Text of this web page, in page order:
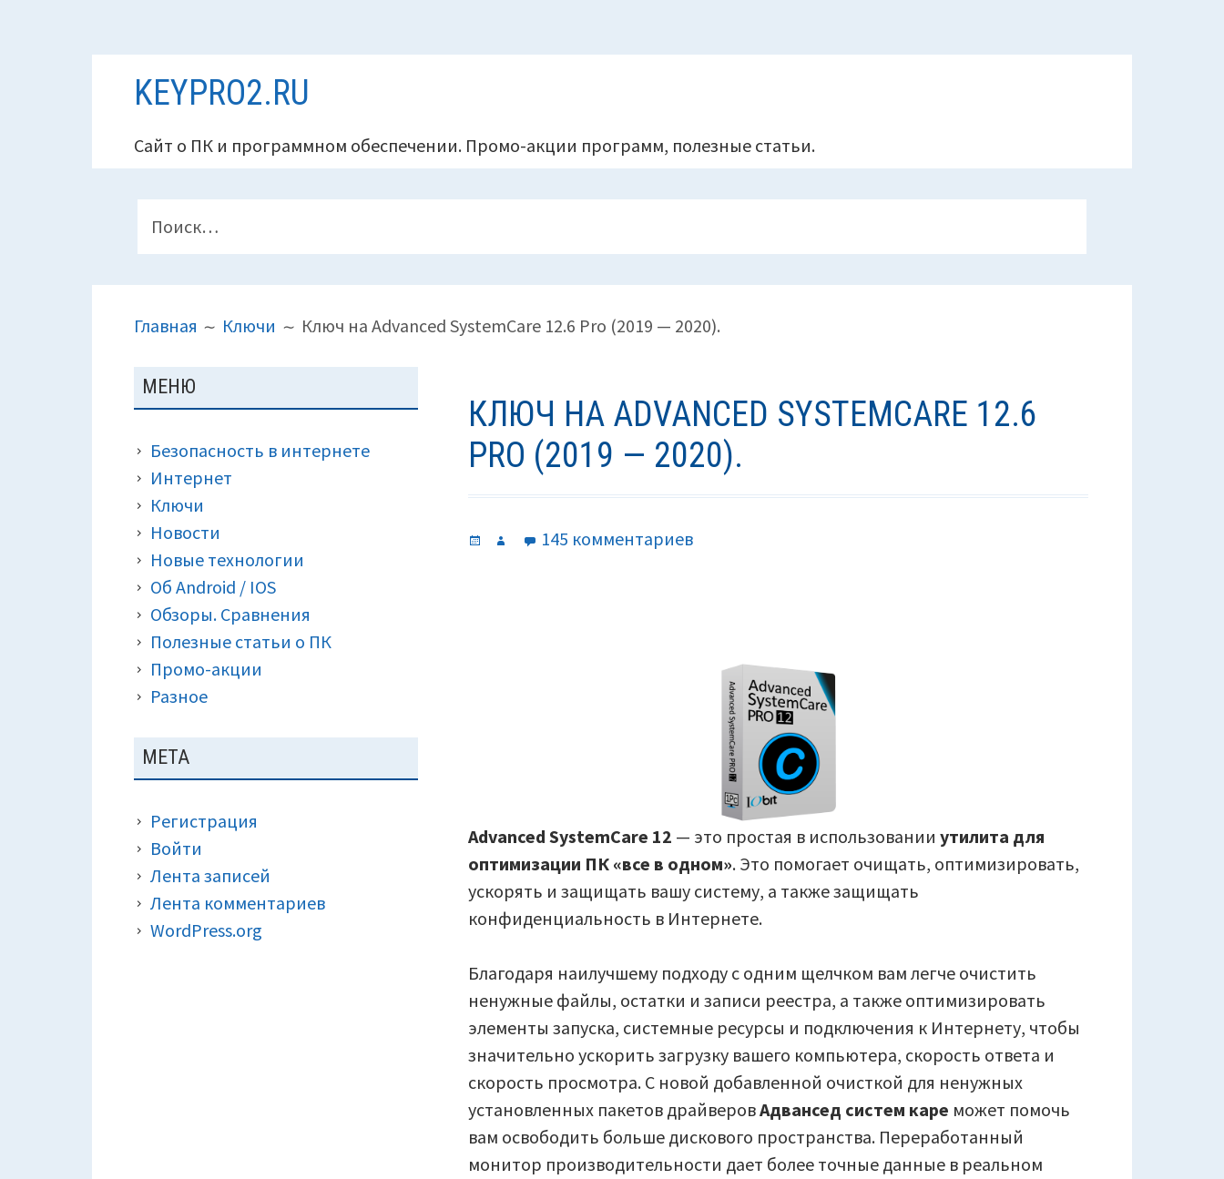
KEYPRO2.RU
Сайт о ПК и программном обеспечении. Промо-акции программ, полезные статьи.
ВЕРХНЕГО
КОЛОНТИТУЛА
САЙТЕ
(ХЛЕБНЫЕ
КРОШКИ)
Главная Ключи Ключ на Advanced SystemCare 12.6 Pro (2019 — 2020).
КЛЮЧ НА ADVANCED SYSTEMCARE 12.6
PRO (2019 — 2020).
Опубликовано
Автор 145 комментариевк
SystemCare
(2019
2020).
Advanced SystemCare 12 — это простая в использованииутилита для
оптимизации ПК «все в одном». Это помогает очищать, оптимизировать,
ускорять и защищать вашу систему, а также защищать
конфиденциальность в Интернете.
Благодаря наилучшему подходу с одним щелчком вам легче очистить
ненужные файлы, остатки и записи реестра, а также оптимизировать
элементы запуска, системные ресурсы и подключения к Интернету, чтобы
значительно ускорить загрузку вашего компьютера, скорость ответа и
скорость просмотра. С новой добавленной очисткой для ненужных
установленных пакетов драйверовАдвансед систем каре может помочь
вам освободить больше дискового пространства. Переработанный
монитор производительности дает более точные данные в реальном
ОСНОВНАЯ
ПАНЕЛЬ
МЕНЮ
Безопасность в интернете
Интернет
Ключи
Новости
Новые технологии
Об Android / IOS
Обзоры. Сравнения
Полезные статьи о ПК
Промо-акции
Разное
МЕТА
Регистрация
Войти
Лента записей
Лента комментариев
WordPress.org